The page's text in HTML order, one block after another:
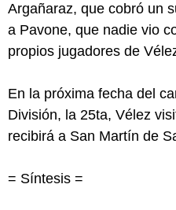
Argañaraz, que cobró un
a Pavone, que nadie vio
propios jugadores de
En la próxima fecha del
División, la 25ta, Vélez
recibirá a San Martín de
= Síntesis =